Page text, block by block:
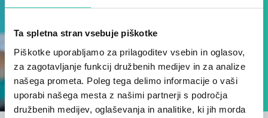
Ta spletna stran vsebuje piškotke
Piškotke uporabljamo za prilagoditev vsebin in oglasov,
za zagotavljanje funkcij družbenih medijev in za analize
našega prometa. Poleg tega delimo informacije o vaši
uporabi našega mesta z našimi partnerji s področja
družbenih medijev, oglaševanja in analitike, ki jih morda